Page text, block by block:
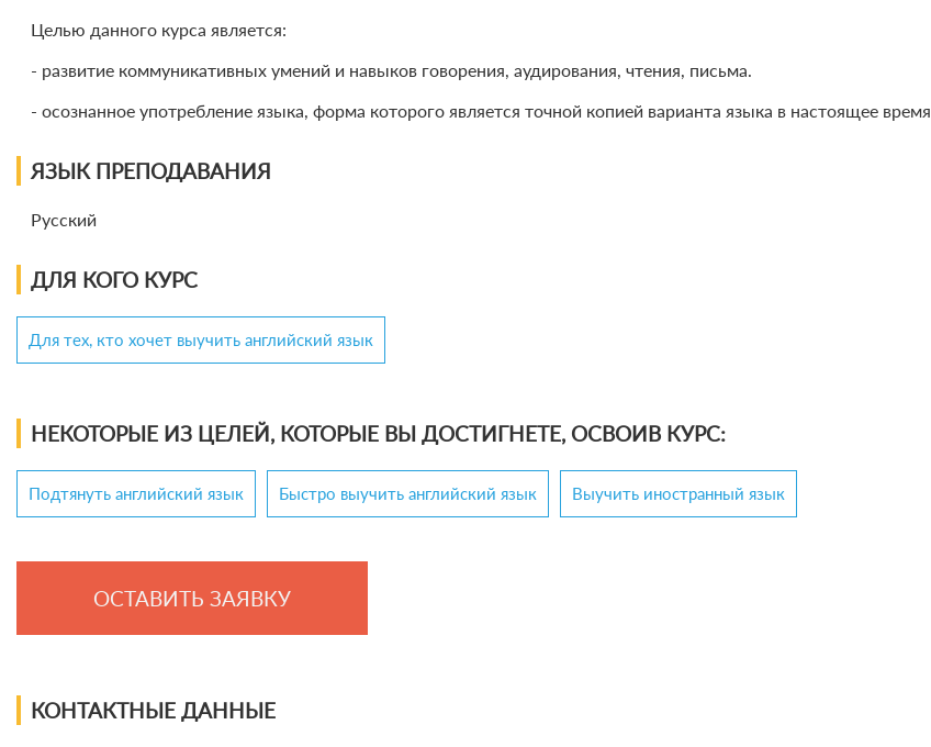
Целью данного курса является:
- развитие коммуникативных умений и навыков говорения, аудирования, чтения, письма.
- осознанное употребление языка, форма которого является точной копией варианта языка в настоящее время
ЯЗЫК ПРЕПОДАВАНИЯ
Русский
ДЛЯ КОГО КУРС
Для тех, кто хочет выучить английский язык
НЕКОТОРЫЕ ИЗ ЦЕЛЕЙ, КОТОРЫЕ ВЫ ДОСТИГНЕТЕ, ОСВОИВ КУРС:
Подтянуть английский язык Быстро выучить английский язык Выучить иностранный язык
ОСТАВИТЬ ЗАЯВКУ
КОНТАКТНЫЕ ДАННЫЕ